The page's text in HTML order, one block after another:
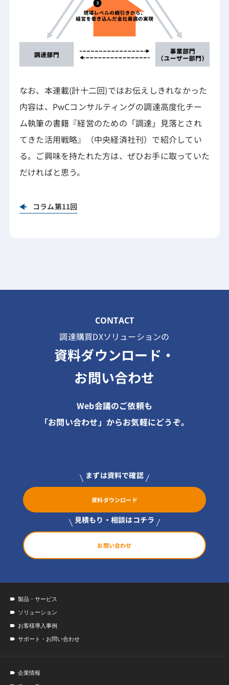
なお、本連載(計十二回)ではお伝えしきれなかった
内容は、PwCコンサルティングの調達高度化チー
ム執筆の書籍『経営のための「調達」見落とされ
てきた活用戦略』（中央経済社刊）で紹介してい
る。ご興味を持たれた方は、ぜひお手に取っていた
だければと思う。
コラム第11回
CONTACT
調達購買DXソリューションの
資料ダウンロード・
お問い合わせ
Web会議のご依頼も
「お問い合わせ」からお気軽にどうぞ。
まずは資料で確認
資料ダウンロード
見積もり・相談はコチラ
お問い合わせ
製品・サービス
ソリューション
お客様導入事例
サポート・お問い合わせ
企業情報